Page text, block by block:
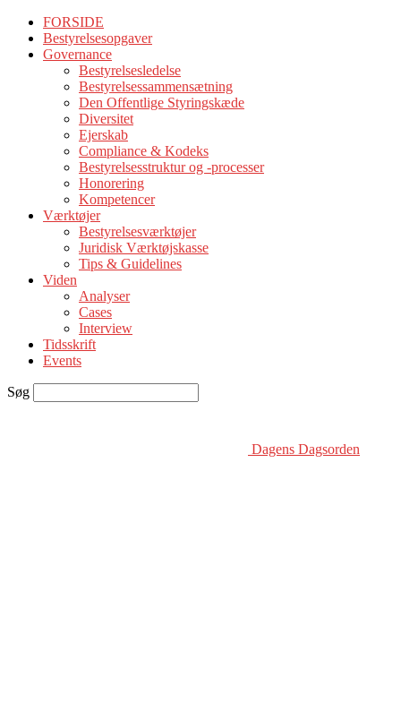
FORSIDE
Bestyrelsesopgaver
Governance
Bestyrelsesledelse
Bestyrelsessammensætning
Den Offentlige Styringskæde
Diversitet
Ejerskab
Compliance & Kodeks
Bestyrelsesstruktur og -processer
Honorering
Kompetencer
Værktøjer
Bestyrelsesværktøjer
Juridisk Værktøjskasse
Tips & Guidelines
Viden
Analyser
Cases
Interview
Tidsskrift
Events
Søg
Dagens Dagsorden